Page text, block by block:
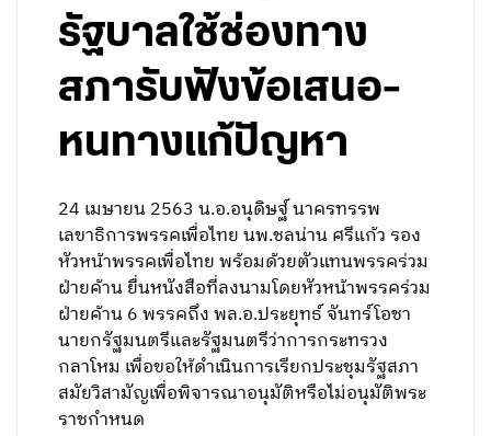
รัฐบาลใช้ช่องทาง
สภารับฟังข้อเสนอ-
หนทางแก้ปัญหา
24 เมษายน 2563 น.อ.อนุดิษฐ์ นาครทรรพ
เลขาธิการพรรคเพื่อไทย นพ.ชลน่าน ศรีแก้ว รอง
หัวหน้าพรรคเพื่อไทย พร้อมด้วยตัวแทนพรรคร่วม
ฝ่ายค้าน ยื่นหนังสือที่ลงนามโดยหัวหน้าพรรคร่วม
ฝ่ายค้าน 6 พรรคถึง พล.อ.ประยุทธ์ จันทร์โอชา
นายกรัฐมนตรีและรัฐมนตรีว่าการกระทรวง
กลาโหม เพื่อขอให้ดำเนินการเรียกประชุมรัฐสภา
สมัยวิสามัญเพื่อพิจารณาอนุมัติหรือไม่อนุมัติพระ
ราชกำหนด